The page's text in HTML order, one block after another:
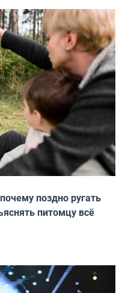
поздно ругать
питомцу всё